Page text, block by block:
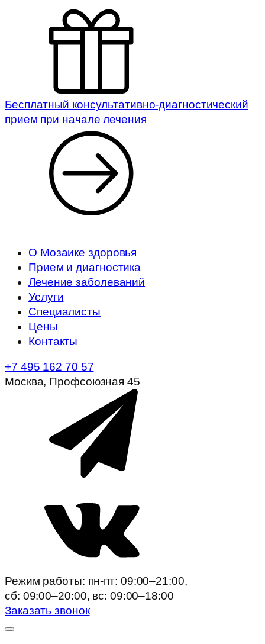
Бесплатный консультативно-диагностический
прием при начале лечения
О Мозаике здоровья
Прием и диагностика
Лечение заболеваний
Услуги
Специалисты
Цены
Контакты
+7 495 162 70 57
Москва, Профсоюзная 45
Режим работы: пн-пт: 09:00–21:00,
сб: 09:00–20:00, вc: 09:00–18:00
Заказать звонок